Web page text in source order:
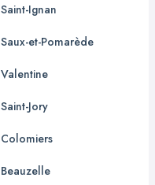
Saint-Ignan
Saux-et-Pomarède
Valentine
Saint-Jory
Colomiers
Beauzelle